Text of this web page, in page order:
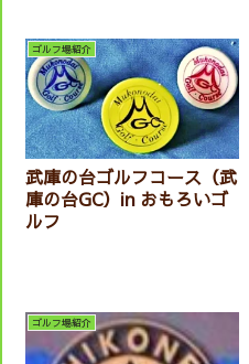
ゴルフ場紹介
武庫の台ゴルフコース（武
庫の台GC）in おもろいゴ
ルフ
ゴルフ場紹介